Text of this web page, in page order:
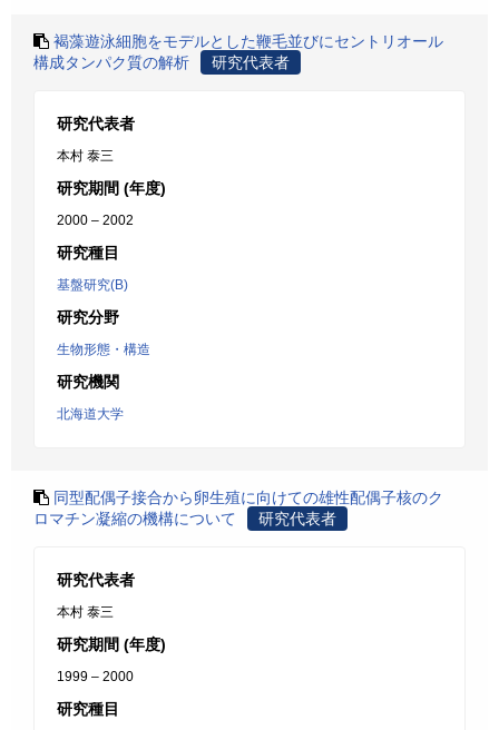
褐藻遊泳細胞をモデルとした鞭毛並びにセントリオール
構成タンパク質の解析
研究代表者
研究代表者
本村 泰三
研究期間 (年度)
2000 – 2002
研究種目
基盤研究(B)
研究分野
生物形態・構造
研究機関
北海道大学
同型配偶子接合から卵生殖に向けての雄性配偶子核のク
ロマチン凝縮の機構について
研究代表者
研究代表者
本村 泰三
研究期間 (年度)
1999 – 2000
研究種目